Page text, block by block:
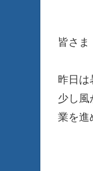
皆さ
昨日は
少し風
業を進